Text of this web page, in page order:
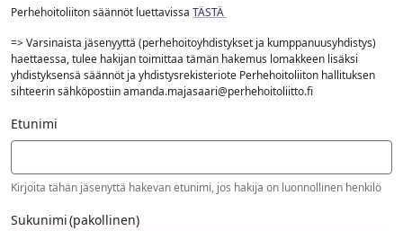
Perhehoitoliiton säännöt luettavissa TÄSTÄ
=> Varsinaista jäsenyyttä (perhehoitoyhdistykset ja kumppanuusyhdistys)
haettaessa, tulee hakijan toimittaa tämän hakemus lomakkeen lisäksi
yhdistyksensä säännöt ja yhdistysrekisteriote Perhehoitoliiton hallituksen
sihteerin sähköpostiin amanda.majasaari@perhehoitoliitto.fi
Etunimi
Kirjoita tähän jäsenyttä hakevan etunimi, jos hakija on luonnollinen henkilö
Sukunimi(pakollinen)